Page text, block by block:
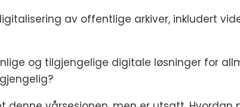
av offentlige arkiver, inkludert
og tilgjengelige digitale løsninger for